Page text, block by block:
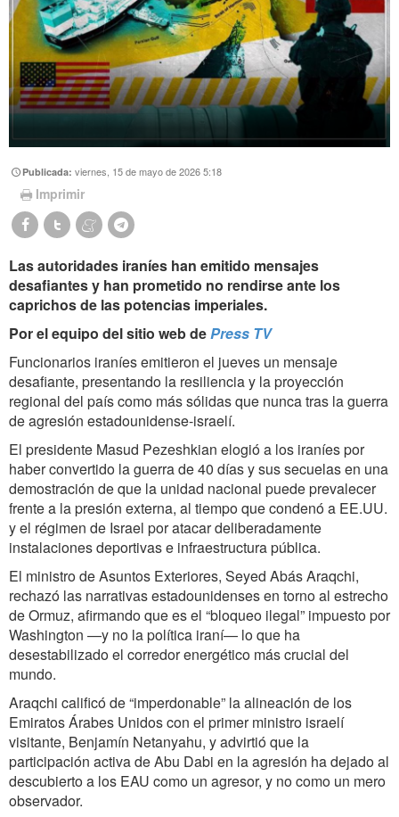
Publicada:viernes, 15 de mayo de 2026 5:18
Imprimir
Las autoridades iraníes han emitido mensajes
desafiantes y han prometido no rendirse ante los
caprichos de las potencias imperiales.
Por el equipo del sitio web dePress TV
Funcionarios iraníes emitieron el jueves un mensaje
desafiante, presentando la resiliencia y la proyección
regional del país como más sólidas que nunca tras la guerra
de agresión estadounidense-israelí.
El presidente Masud Pezeshkian elogió a los iraníes por
haber convertido la guerra de 40 días y sus secuelas en una
demostración de que la unidad nacional puede prevalecer
frente a la presión externa, al tiempo que condenó a EE.UU.
y el régimen de Israel por atacar deliberadamente
instalaciones deportivas e infraestructura pública.
El ministro de Asuntos Exteriores, Seyed Abás Araqchi,
rechazó las narrativas estadounidenses en torno al estrecho
de Ormuz, afirmando que es el “bloqueo ilegal” impuesto por
Washington —y no la política iraní— lo que ha
desestabilizado el corredor energético más crucial del
mundo.
Araqchi calificó de “imperdonable” la alineación de los
Emiratos Árabes Unidos con el primer ministro israelí
visitante, Benjamín Netanyahu, y advirtió que la
participación activa de Abu Dabi en la agresión ha dejado al
descubierto a los EAU como un agresor, y no como un mero
observador.